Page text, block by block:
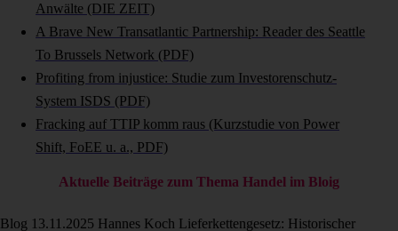
Anwälte (DIE ZEIT)
A Brave New Transatlantic Partnership: Reader des Seattle
To Brussels Network (PDF)
Profiting from injustice: Studie zum Investorenschutz-
System ISDS (PDF)
Fracking auf TTIP komm raus (Kurzstudie von Power
Shift, FoEE u. a., PDF)
Aktuelle Beiträge zum Thema Handel im Bloig
Blog 13.11.2025 Hannes Koch Lieferkettengesetz: Historischer